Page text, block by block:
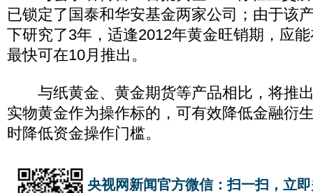
已锁定了国泰和华安基金两家公司；由于该
下研究了3年，适逢2012年黄金旺销期，应
最快可在10月推出。
与纸黄金、黄金期货等产品相比，将推
实物黄金作为操作标的，可有效降低金融衍
时降低资金操作门槛。
央视网新闻官方微信：扫一扫，立